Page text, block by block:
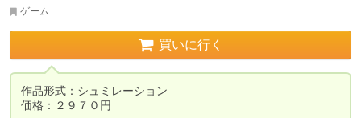
ゲーム
買いに行く
作品形式：シュミレーション
価格：２９７０円